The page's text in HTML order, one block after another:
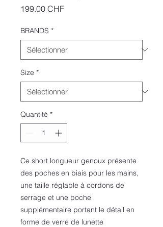
199.00 CHFPrix
BRANDS *
Size *
Quantité *
Ce short longueur genoux présente
des poches en biais pour les mains,
une taille réglable à cordons de
serrage et une poche
supplémentaire portant le détail en
forme de verre de lunette